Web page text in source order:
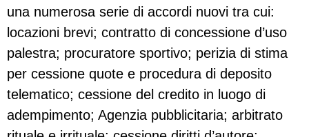
una numerosa serie di accordi nuovi tra cui:
locazioni brevi; contratto di concessione d’uso
palestra; procuratore sportivo; perizia di stima
per cessione quote e procedura di deposito
telematico; cessione del credito in luogo di
adempimento; Agenzia pubblicitaria; arbitrato